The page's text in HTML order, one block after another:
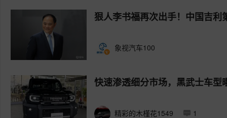
狠人李书福再次出手！中国吉利
象视汽车100
快速渗透细分市场，黑武士车
精彩的木槿花1549 1